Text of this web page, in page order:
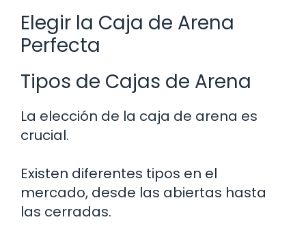
Elegir la Caja de Arena
Perfecta
Tipos de Cajas de Arena
La elección de la caja de arena es
crucial.
Existen diferentes tipos en el
mercado, desde las abiertas hasta
las cerradas.